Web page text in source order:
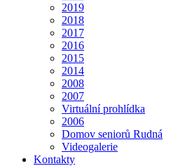
2019
2018
2017
2016
2015
2014
2008
2007
Virtuální prohlídka
2006
Domov seniorů Rudná
Videogalerie
Kontakty